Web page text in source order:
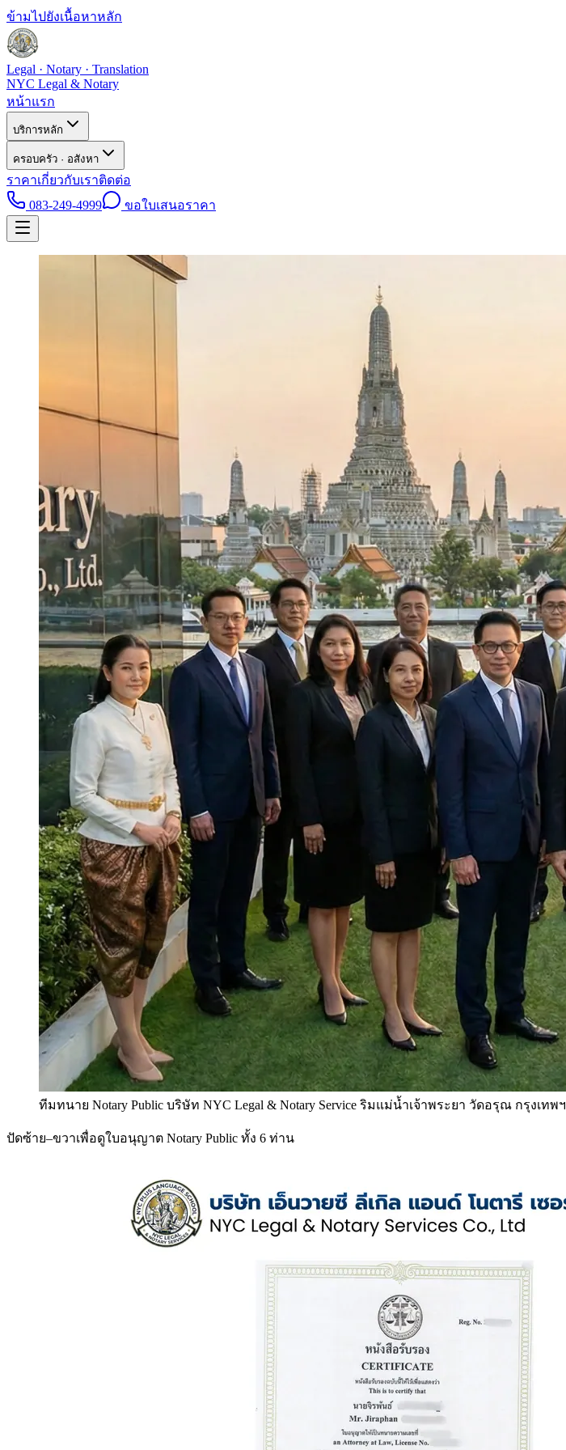
ข้ามไปยังเนื้อหาหลัก
Legal · Notary · Translation
NYC Legal & Notary
หน้าแรก
บริการหลัก
ครอบครัว · อสังหา
ราคาเกี่ยวกับเราติดต่อ
083-249-4999
ขอใบเสนอราคา
ทีมทนาย Notary Public บริษัท NYC Legal & Notary Service ริมแม่น้ำเจ้าพระยา วัดอรุณ กรุงเทพฯ
ปัดซ้าย–ขวาเพื่อดูใบอนุญาต Notary Public ทั้ง 6 ท่าน